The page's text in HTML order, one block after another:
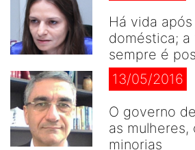
Há vida
doméstica;
sempre é
13/05/2016
O governo
as mulheres,
minorias